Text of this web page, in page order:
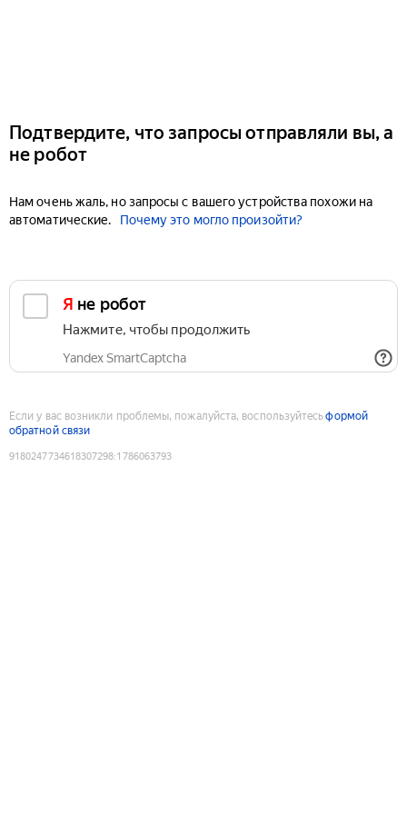
Подтвердите, что запросы отправляли вы, а
не робот
Нам очень жаль, но запросы с вашего устройства похожи на
автоматические.
Почему это могло произойти?
Я не робот
Нажмите, чтобы продолжить
Yandex SmartCaptcha
Если у вас возникли проблемы, пожалуйста, воспользуйтесьформой
обратной связи
9180247734618307298:1786063793